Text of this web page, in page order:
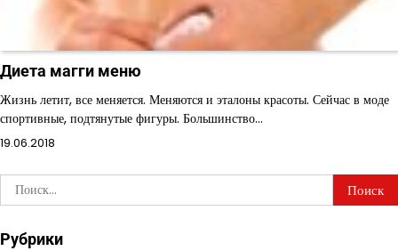
Диета магги меню
Жизнь летит, все меняется. Меняются и эталоны красоты. Сейчас в моде
спортивные, подтянутые фигуры. Большинство…
19.06.2018
Найти:
Рубрики